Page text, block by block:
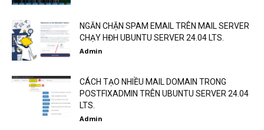
NGĂN CHẶN SPAM EMAIL TRÊN MAIL SERVER
CHẠY HĐH UBUNTU SERVER 24.04 LTS.
Admin
CÁCH TẠO NHIỀU MAIL DOMAIN TRONG
POSTFIXADMIN TRÊN UBUNTU SERVER 24.04
LTS.
Admin